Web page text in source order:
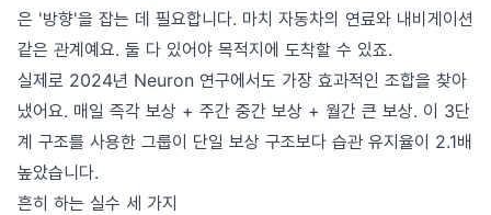
은 '방향'을 잡는 데 필요합니다. 마치 자동차의 연료와 내비게이션
같은 관계예요. 둘 다 있어야 목적지에 도착할 수 있죠.
실제로 2024년 Neuron 연구에서도 가장 효과적인 조합을 찾아
냈어요. 매일 즉각 보상 + 주간 중간 보상 + 월간 큰 보상. 이 3단
계 구조를 사용한 그룹이 단일 보상 구조보다 습관 유지율이 2.1배
높았습니다.
흔히 하는 실수 세 가지